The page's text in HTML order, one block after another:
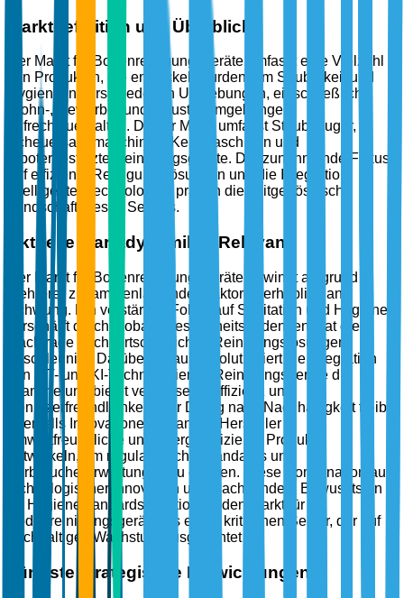
Marktdefinition und Überblick
Der Markt für Bodenreinigungsgeräte umfasst eine Vielzahl
von Produkten, die entwickelt wurden, um Sauberkeit und
Hygiene in verschiedenen Umgebungen, einschließlich
Wohn-, Gewerbe- und Industrieumgebungen,
aufrechtzuerhalten. Dieser Markt umfasst Staubsauger,
Scheuersaugmaschinen, Kehrmaschinen und
robotergestützte Reinigungsgeräte. Der zunehmende Fokus
auf effiziente Reinigungslösungen und die Integration
intelligenter Technologien prägen die zeitgenössische
Landschaft dieses Sektors.
Aktuelle Marktdynamik & Relevanz
Der Markt für Bodenreinigungsgeräte gewinnt aufgrund
mehrerer zusammenlaufender Faktoren erheblich an
Schwung. Ein verstärkter Fokus auf Sanitation und Hygiene,
verschärft durch globale Gesundheitsbedenken, hat die
Nachfrage nach fortschrittlichen Reinigungslösungen
beschleunigt. Darüber hinaus revolutioniert die Integration
von IoT- und KI-Technologien in Reinigungsgeräte die
Branche und bietet verbesserte Effizienz und
Benutzerfreundlichkeit. Der Drang nach Nachhaltigkeit treibt
ebenfalls Innovationen voran, da Hersteller
umweltfreundliche und energieeffiziente Produkte
entwickeln, um regulatorische Standards und
Verbrauchererwartungen zu erfüllen. Diese Kombination aus
technologischer Innovation und wachsendem Bewusstsein
für Hygienestandards positioniert den Markt für
Bodenreinigungsgeräte als einen kritischen Sektor, der auf
nachhaltiges Wachstum ausgerichtet ist.
Jüngste strategische Entwicklungen